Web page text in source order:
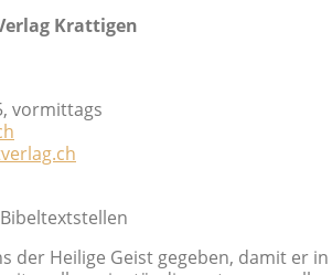
Krattigen
vormittags
der Heilige Geist gegeben, damit er in